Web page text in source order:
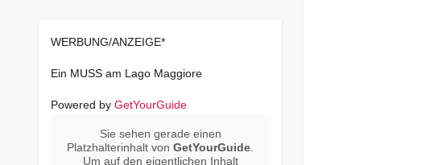
WERBUNG/ANZEIGE*
Ein MUSS am Lago Maggiore
Powered by GetYourGuide
Sie sehen gerade einen
Platzhalterinhalt vonGetYourGuide
Um auf den eigentlichen Inhalt